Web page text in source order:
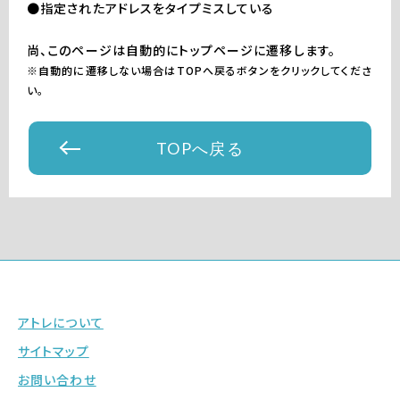
●指定されたアドレスをタイプミスしている
尚、このページは自動的にトップページに遷移します。
※自動的に遷移しない場合はTOPへ戻るボタンをクリックしてくださ
い。
TOPへ戻る
アトレについて
サイトマップ
お問い合わせ